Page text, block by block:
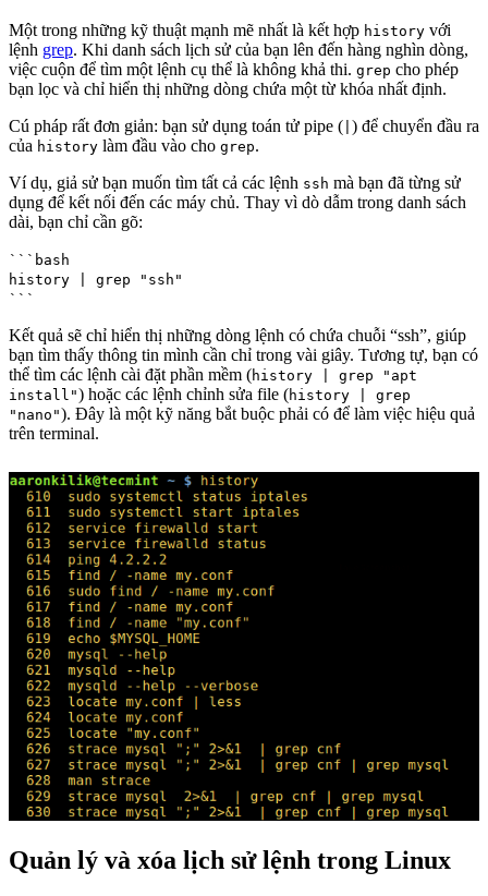
Một trong những kỹ thuật mạnh mẽ nhất là kết hợp history với
lệnh grep. Khi danh sách lịch sử của bạn lên đến hàng nghìn dòng,
việc cuộn để tìm một lệnh cụ thể là không khả thi. grep cho phép
bạn lọc và chỉ hiển thị những dòng chứa một từ khóa nhất định.
Cú pháp rất đơn giản: bạn sử dụng toán tử pipe ( ) để chuyển đầu ra
của history làm đầu vào cho grep.
Ví dụ, giả sử bạn muốn tìm tất cả các lệnh ssh mà bạn đã từng sử
dụng để kết nối đến các máy chủ. Thay vì dò dẫm trong danh sách
dài, bạn chỉ cần gõ:
```bash
history | grep "ssh"
```
Kết quả sẽ chỉ hiển thị những dòng lệnh có chứa chuỗi “ssh”, giúp
bạn tìm thấy thông tin mình cần chỉ trong vài giây. Tương tự, bạn có
thể tìm các lệnh cài đặt phần mềm (history | grep "apt
install") hoặc các lệnh chỉnh sửa file (history | grep
"nano"). Đây là một kỹ năng bắt buộc phải có để làm việc hiệu quả
trên terminal.
Quản lý và xóa lịch sử lệnh trong Linux